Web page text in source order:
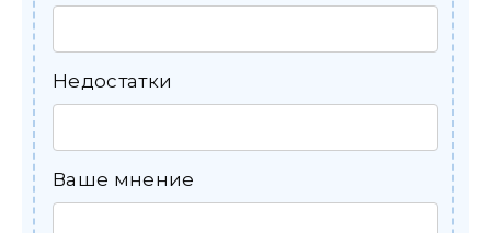
Недостатки
Ваше мнение